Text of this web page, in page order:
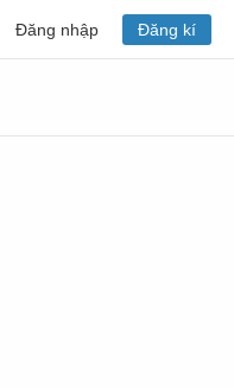
Đăng nhập Đăng kí